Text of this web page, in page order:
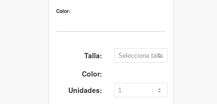
Color:
Talla:
Color:
Unidades: